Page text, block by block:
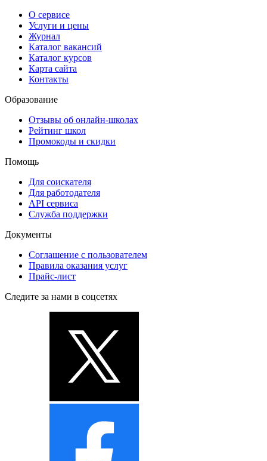
О сервисе
Услуги и цены
Журнал
Каталог вакансий
Каталог курсов
Карта сайта
Контакты
Образование
Отзывы об онлайн-школах
Рейтинг школ
Промокоды и скидки
Помощь
Для соискателя
Для работодателя
API сервиса
Служба поддержки
Документы
Соглашение с пользователем
Правила оказания услуг
Прайс-лист
Следите за нами в соцсетях